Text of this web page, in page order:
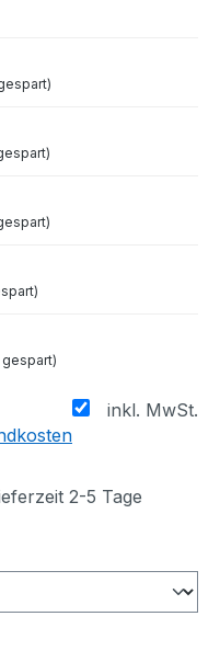
gespart)
inkl. MwSt.
2-5 Tage